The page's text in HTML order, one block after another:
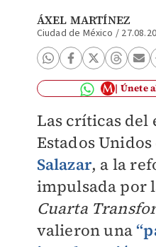
ÁXEL MARTÍNEZ
Ciudad de México /
Únete
Las críticas del
Estados
Salazar, a la
impulsada por
Cuarta
valieron una